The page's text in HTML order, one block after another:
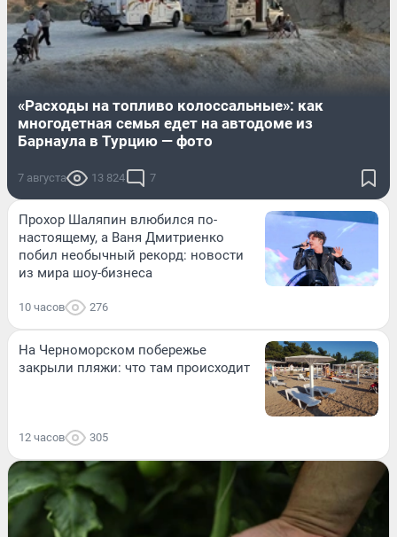
«Расходы на топливо колоссальные»: как
многодетная семья едет на автодоме из
Барнаула в Турцию — фото
7 августа 13 824 7
Прохор Шаляпин влюбился по-
настоящему, а Ваня Дмитриенко
побил необычный рекорд: новости
из мира шоу-бизнеса
10 часов 276
На Черноморском побережье
закрыли пляжи: что там происходит
12 часов 305